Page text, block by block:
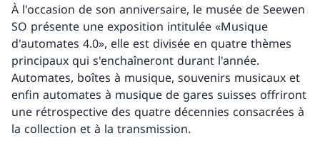
À l'occasion de son anniversaire, le musée de Seewen
SO présente une exposition intitulée «Musique
d'automates 4.0», elle est divisée en quatre thèmes
principaux qui s'enchaîneront durant l'année.
Automates, boîtes à musique, souvenirs musicaux et
enfin automates à musique de gares suisses offriront
une rétrospective des quatre décennies consacrées à
la collection et à la transmission.